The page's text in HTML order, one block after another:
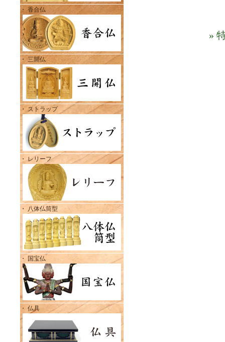
・ 香合仏
・ 三開仏
・ ストラップ
・ レリーフ
・ 八体仏筒型
・ 国宝仏
・ 仏具
»